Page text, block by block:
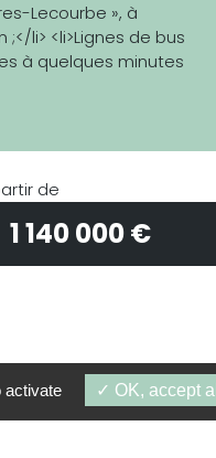
Lecourbe », à
;</li> <li>Lignes de bus
à quelques minutes
de
1 140 000 €
activate OK, accept all